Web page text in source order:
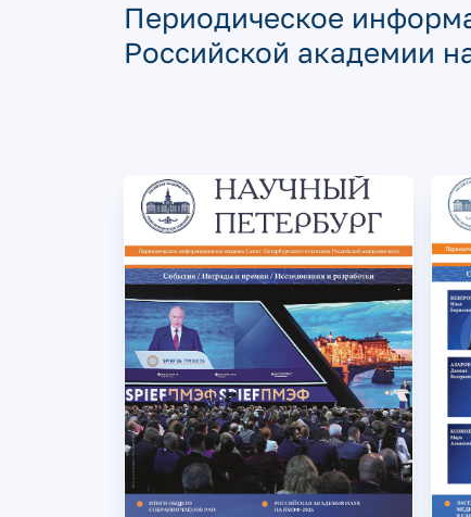
Периодическое
Российской академии